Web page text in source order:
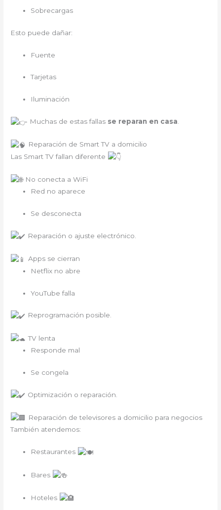
Sobrecargas
Esto puede dañar:
Fuente
Tarjetas
Iluminación
Muchas de estas fallas se reparan en casa
Reparación de Smart TV a domicilio
Las Smart TV fallan diferente
No conecta a WiFi
Red no aparece
Se desconecta
Reparación o ajuste electrónico.
Apps se cierran
Netflix no abre
YouTube falla
Reprogramación posible.
TV lenta
Responde mal
Se congela
Optimización o reparación.
Reparación de televisores a domicilio para negocios
También atendemos:
Restaurantes
Bares
Hoteles